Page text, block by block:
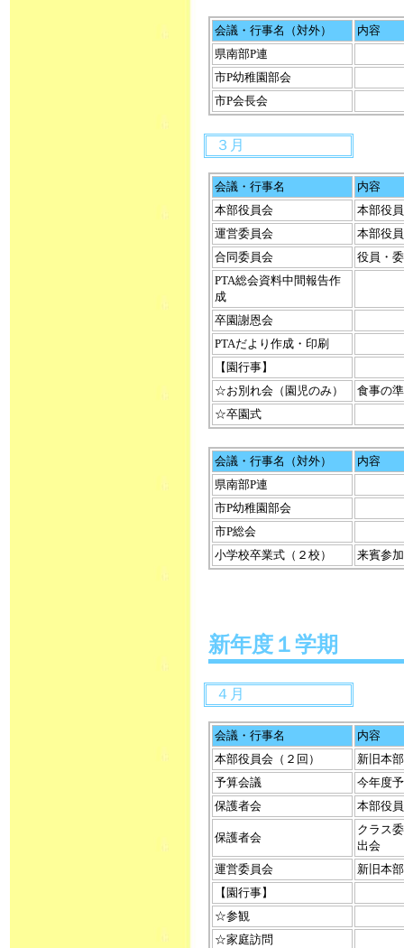
会議・行事名（対外）
内容
県南部P連
市P幼稚園部会
市P会長会
３月
会議・行事名
内容
本部役員会
本部役
運営委員会
本部役
合同委員会
役員・
PTA総会資料中間報告作
成
卒園謝恩会
PTAだより作成・印刷
【園行事】
☆お別れ会（園児のみ）
食事の
☆卒園式
会議・行事名（対外）
内容
県南部P連
市P幼稚園部会
市P総会
小学校卒業式（２校）
来賓参加
新年度１学期
４月
会議・行事名
内容
本部役員会（２回）
新旧本
予算会議
今年度
保護者会
本部役
保護者会
クラス
出会
運営委員会
新旧本
【園行事】
☆参観
☆家庭訪問